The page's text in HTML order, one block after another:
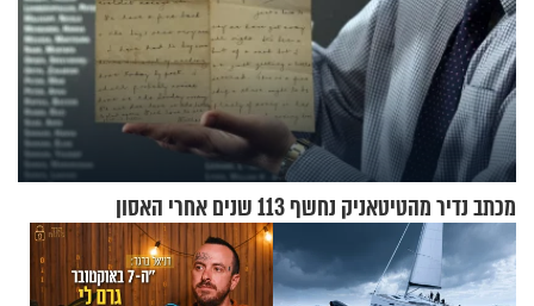
מכתב נדיר מהטיטאניק נחשף 113 שנים אחרי האסון